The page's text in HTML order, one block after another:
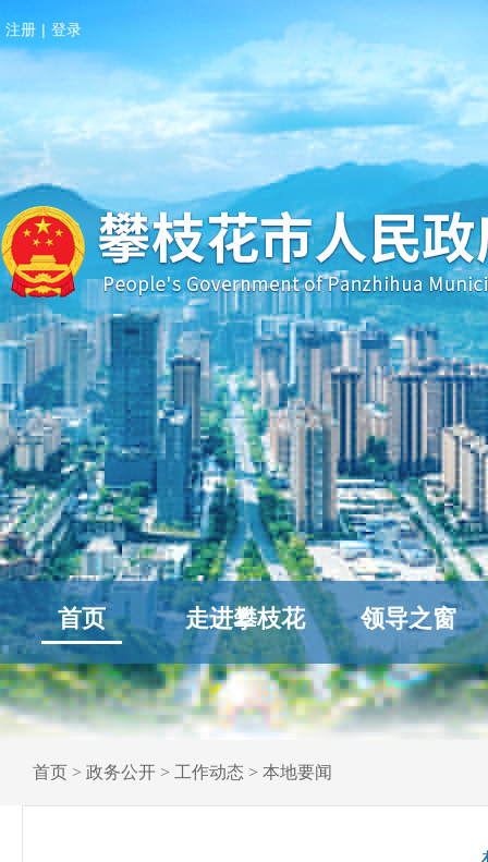
注册 | 登录
首页 走进攀枝花 领导之窗
首页 > 政务公开 > 工作动态 > 本地要闻